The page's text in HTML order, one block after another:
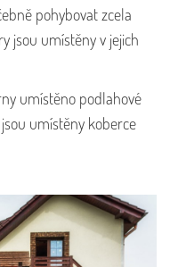
pohybovat zcela
jsou umístěny v jejich
umístěno podlahové
umístěny koberce